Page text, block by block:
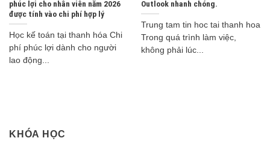
phúc lợi cho nhân viên năm 2026
được tính vào chi phí hợp lý
Học kế toán tại thanh hóa Chi
phí phúc lợi dành cho người
lao động...
Outlook nhanh chóng.
Trung tam tin hoc tai thanh hoa
Trong quá trình làm việc,
không phải lúc...
KHÓA HỌC